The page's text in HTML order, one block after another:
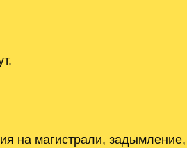
на магистрали, задымление,